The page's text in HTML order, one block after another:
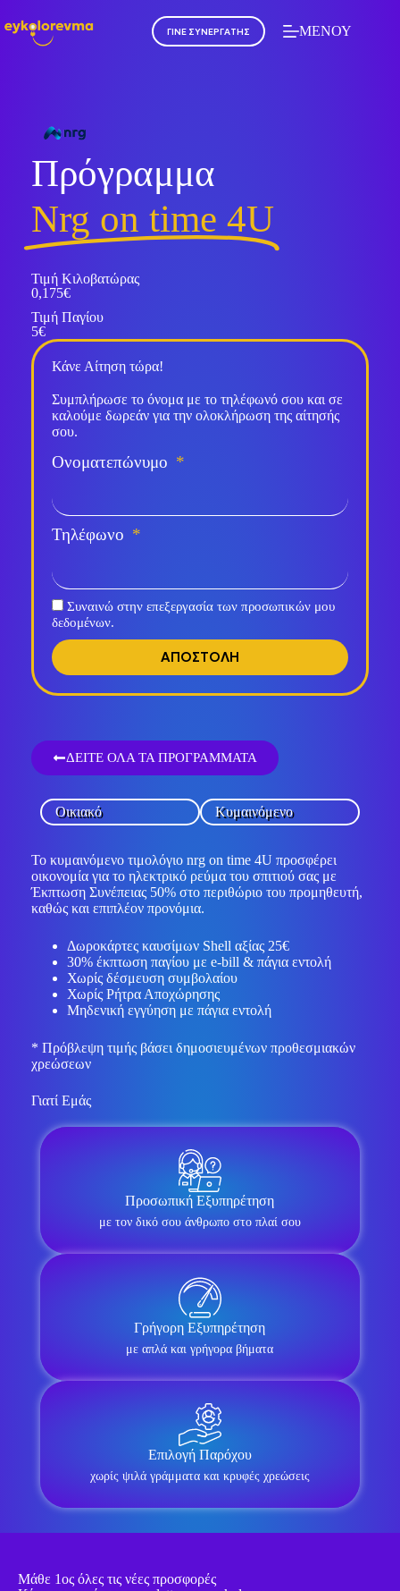
ΓΙΝΕ ΣΥΝΕΡΓΑΤΗΣ ΜΕΝΟΥ
Πρόγραμμα
Nrg on time 4U
Τιμή Κιλοβατώρας
0,175€
Τιμή Παγίου
5€
Κάνε Αίτηση τώρα!
Συμπλήρωσε το όνομα με το τηλέφωνό σου και σε
καλούμε δωρεάν για την ολοκλήρωση της αίτησής
σου.
Ονοματεπώνυμο
Τηλέφωνο
Συναινώ στην επεξεργασία των προσωπικών μου
δεδομένων.
ΑΠΟΣΤΟΛΗ
ΔΕΙΤΕ ΟΛΑ ΤΑ ΠΡΟΓΡΑΜΜΑΤΑ
Οικιακό Κυμαινόμενο
Το κυμαινόμενο τιμολόγιο nrg on time 4U προσφέρει
οικονομία για το ηλεκτρικό ρεύμα του σπιτιού σας με
Έκπτωση Συνέπειας 50% στο περιθώριο του προμηθευτή,
καθώς και επιπλέον προνόμια.
Δωροκάρτες καυσίμων Shell αξίας 25€
30% έκπτωση παγίου με e-bill & πάγια εντολή
Χωρίς δέσμευση συμβολαίου
Χωρίς Ρήτρα Αποχώρησης
Μηδενική εγγύηση με πάγια εντολή
* Πρόβλεψη τιμής βάσει δημοσιευμένων προθεσμιακών
χρεώσεων
Γιατί Εμάς
Προσωπική Εξυπηρέτηση
με τον δικό σου άνθρωπο στο πλαί σου
Γρήγορη Εξυπηρέτηση
με απλά και γρήγορα βήματα
Επιλογή Παρόχου
χωρίς ψιλά γράμματα και κρυφές χρεώσεις
Μάθε 1ος όλες τις νέες προσφορές